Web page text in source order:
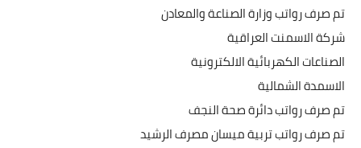
تم صرف رواتب وزارة الصناعة والمعادن
شركة الاسمنت العراقية
الصناعات الكهربائية الالكترونية
الاسمدة الشمالية
تم صرف رواتب دائرة صحة النجف
تم صرف رواتب تربية ميسان مصرف الرشيد